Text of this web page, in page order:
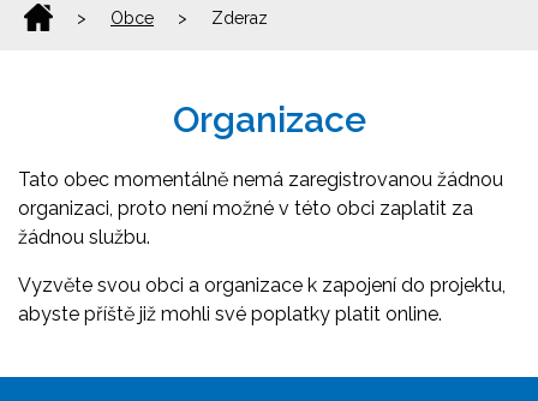
> Obce > Zderaz
Organizace
Tato obec momentálně nemá zaregistrovanou žádnou
organizaci, proto není možné v této obci zaplatit za
žádnou službu.
Vyzvěte svou obci a organizace k zapojení do projektu,
abyste příště již mohli své poplatky platit online.